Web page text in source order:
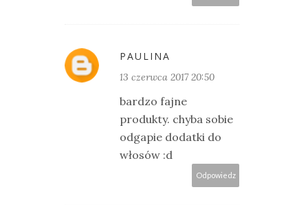
PAULINA
13 czerwca 2017 20:50
bardzo fajne
produkty. chyba sobie
odgapie dodatki do
włosów :d
Odpowiedz